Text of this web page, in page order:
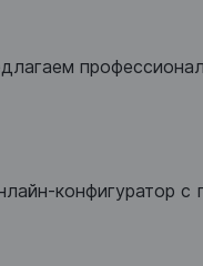
конфигуратор